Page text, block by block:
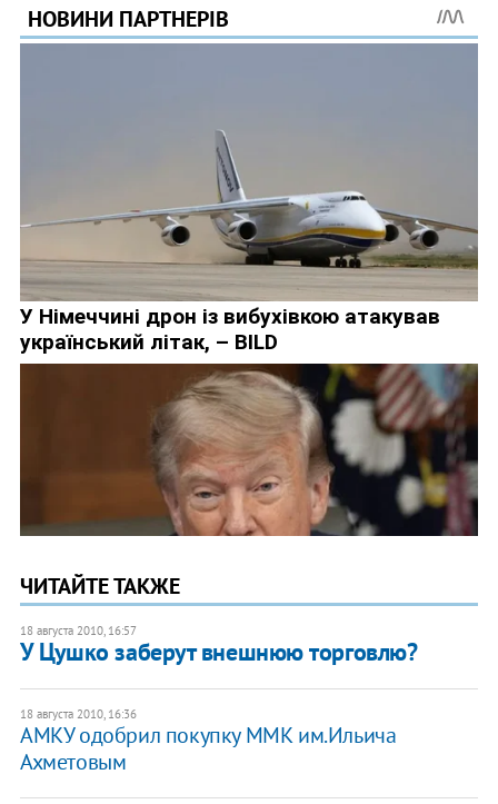
ЧИТАЙТЕ ТАКЖЕ
18 августа 2010, 16:57
У Цушко заберут внешнюю торговлю?
18 августа 2010, 16:36
АМКУ одобрил покупку ММК им.Ильича
Ахметовым